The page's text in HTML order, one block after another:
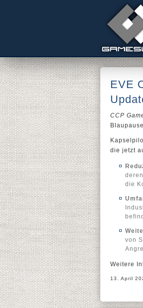
EVE
CCP
die jetzt
die
von
Weitere
13. April